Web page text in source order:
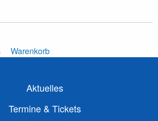
Warenkorb
Aktuelles
Termine & Tickets